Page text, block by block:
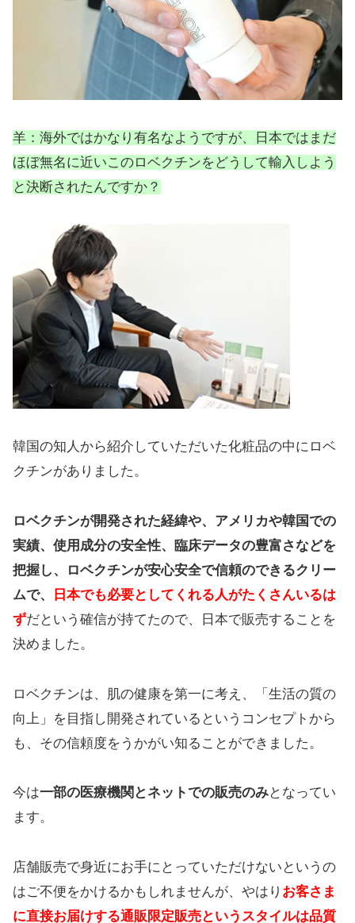
羊：海外ではかなり有名なようですが、日本ではまだ
ほぼ無名に近いこのロベクチンをどうして輸入しよう
と決断されたんですか？
韓国の知人から紹介していただいた化粧品の中にロベ
クチンがありました。
ロベクチンが開発された経緯や、アメリカや韓国での
実績、使用成分の安全性、臨床データの豊富さなどを
把握し、ロベクチンが安心安全で信頼のできるクリー
ムで、
日本でも必要としてくれる人がたくさんいるは
ずだという確信が持てたので、日本で販売することを
決めました。
ロベクチンは、肌の健康を第一に考え、「生活の質の
向上」を目指し開発されているというコンセプトから
も、その信頼度をうかがい知ることができました。
今は一部の医療機関とネットでの販売のみとなってい
ます。
店舗販売で身近にお手にとっていただけないというの
はご不便をかけるかもしれませんが、やはり お客さま
に直接お届けする通販限定販売というスタイルは品質